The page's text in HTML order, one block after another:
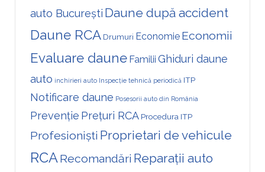
auto București Daune după accident
Daune RCA Drumuri Economie Economii
Evaluare daune Familii Ghiduri daune
auto inchirieri auto Inspecție tehnică periodică ITP
Notificare daune Posesorii auto din România
Prevenție Prețuri RCA Procedura ITP
Profesioniști Proprietari de vehicule
RCARecomandări Reparații auto